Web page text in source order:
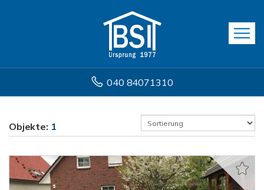
040 84071310
Objekte: 1